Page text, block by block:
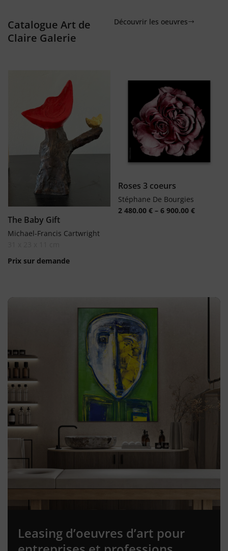
Catalogue Art de
Claire Galerie
Découvrir les oeuvres
The Baby Gift
Michael-Francis Cartwright
Prix sur demande
Roses 3 coeurs
Stéphane De Bourgies
2 480.00 €– 6 900.00 €
Leasing d’oeuvres d’art pour